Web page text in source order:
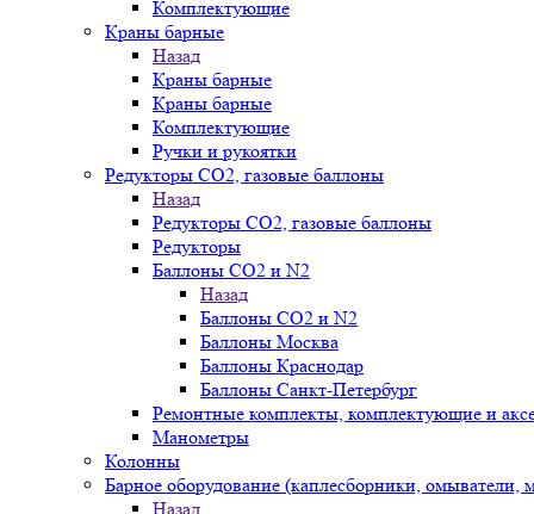
Комплектующие
Краны барные
Назад
Краны барные
Краны барные
Комплектующие
Ручки и рукоятки
Редукторы СО2, газовые баллоны
Назад
Редукторы СО2, газовые баллоны
Редукторы
Баллоны СО2 и N2
Назад
Баллоны СО2 и N2
Баллоны Москва
Баллоны Краснодар
Баллоны Санкт-Петербург
Ремонтные комплекты, комплектующие и
Манометры
Колонны
Барное оборудование (каплесборники, омыватели,
Назад